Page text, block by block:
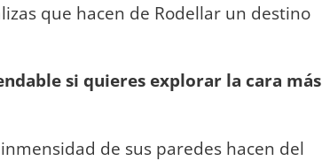
que hacen de Rodellar un destino
si quieres explorar la cara más
de sus paredes hacen del